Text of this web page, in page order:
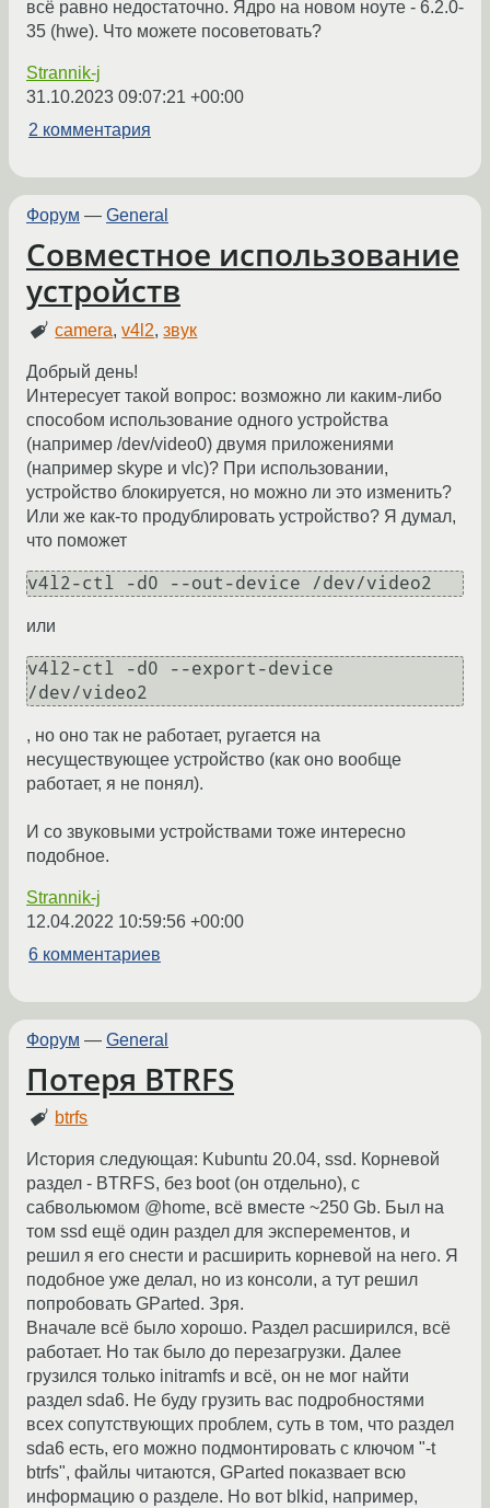
всё равно недостаточно. Ядро на новом ноуте - 6.2.0-
35 (hwe). Что можете посоветовать?
Strannik-j
31.10.2023 09:07:21 +00:00
2 комментария
Форум — General
Совместное использование
устройств
camera,v4l2,звук
Добрый день!
Интересует такой вопрос: возможно ли каким-либо
способом использование одного устройства
(например /dev/video0) двумя приложениями
(например skype и vlc)? При использовании,
устройство блокируется, но можно ли это изменить?
Или же как-то продублировать устройство? Я думал,
что поможет
v4l2-ctl -d0 --out-device /dev/video2
или
v4l2-ctl -d0 --export-device
/dev/video2
, но оно так не работает, ругается на
несуществующее устройство (как оно вообще
работает, я не понял).
И со звуковыми устройствами тоже интересно
подобное.
Strannik-j
12.04.2022 10:59:56 +00:00
6 комментариев
Форум — General
Потеря BTRFS
btrfs
История следующая: Kubuntu 20.04, ssd. Корневой
раздел - BTRFS, без boot (он отдельно), с
сабвольюмом @home, всё вместе ~250 Gb. Был на
том ssd ещё один раздел для эксперементов, и
решил я его снести и расширить корневой на него. Я
подобное уже делал, но из консоли, а тут решил
попробовать GParted. Зря.
Вначале всё было хорошо. Раздел расширился, всё
работает. Но так было до перезагрузки. Далее
грузился только initramfs и всё, он не мог найти
раздел sda6. Не буду грузить вас подробностями
всех сопутствующих проблем, суть в том, что раздел
sda6 есть, его можно подмонтировать с ключом "-t
btrfs", файлы читаются, GParted показвает всю
информацию о разделе. Но вот blkid, например,